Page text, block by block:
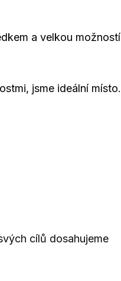
a velkou možností
jsme ideální místo.
cílů dosahujeme